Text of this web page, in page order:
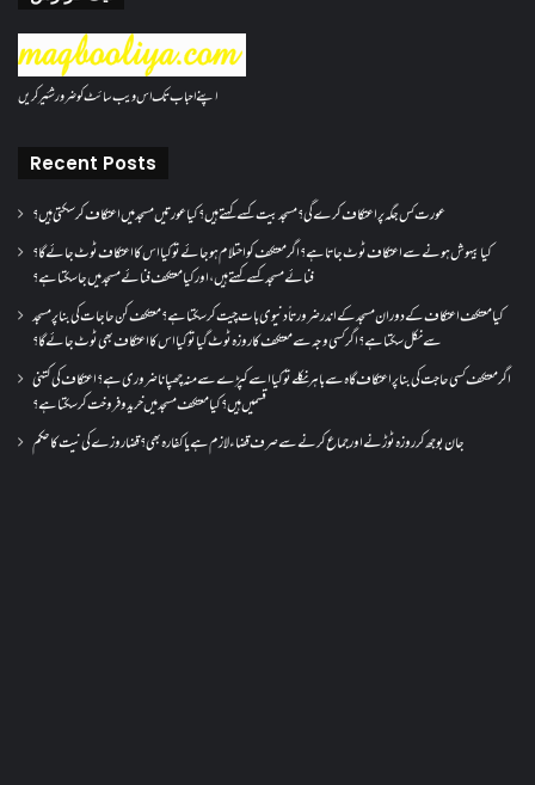
اپنے احباب تک اس ویب سائٹ کو ضرور شئیر کریں
Recent Posts
عورت کس جگہ پر اعتکاف کرے گی؟مسجد بیت کسے کہتے ہیں؟کیا عورتیں مسجد میں اعتکاف کر سکتی ہیں؟
کیا بیہوش ہونے سے اعتکاف ٹوٹ جاتا ہے؟ اگر معتکف کو احتلام ہو جائے تو کیا اس کا اعتکاف ٹوٹ جائے گا؟
فنائے مسجد کسے کہتے ہیں ، اور کیا معتکف فنائے مسجد میں جا سکتا ہے؟
کیا معتکف اعتکاف کے دوران مسجد کے اندر ضرورتاً دنیوی بات چیت کر سکتا ہے؟معتکف کن حاجات کی بنا پر مسجد
سے نکل سکتا ہے؟ اگر کسی وجہ سے معتکف کا روزہ ٹوٹ گیا تو کیا اس کا اعتکاف بھی ٹوٹ جائے گا؟
اگر معتکف کسی حاجت کی بنا پر اعتکاف گاہ سے باہر نکلے تو کیا اسے کپڑے سے منہ چھپانا ضروری ہے؟اعتکاف کی کتنی
قسمیں ہیں؟کیا معتکف مسجد میں خرید و فروخت کر سکتا ہے؟
جان بوجھ کر روزہ ٹوڑنے اور جماع کرنے سے صرف قضاء لازم ہے یا کفارہ بھی؟ قضا روزے کی نیت کا حکم